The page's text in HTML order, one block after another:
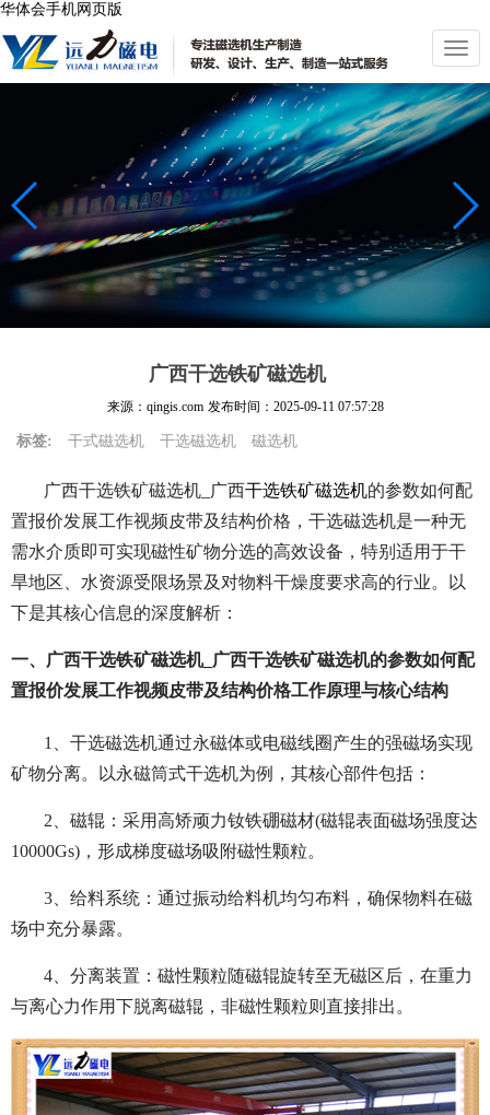
华体会手机网页版
切
换
导
航
广西干选铁矿磁选机
来源：qingis.com 发布时间： 2025-09-11 07:57:28
标签: 干式磁选机 干选磁选机 磁选机
广西干选铁矿磁选机_广西干选铁矿磁选机的参数如何配
置报价发展工作视频皮带及结构价格，干选磁选机是一种无
需水介质即可实现磁性矿物分选的高效设备，特别适用于干
旱地区、水资源受限场景及对物料干燥度要求高的行业。以
下是其核心信息的深度解析：
一、广西干选铁矿磁选机_广西干选铁矿磁选机的参数如何配
置报价发展工作视频皮带及结构价格工作原理与核心结构
1、干选磁选机通过永磁体或电磁线圈产生的强磁场实现
矿物分离。以永磁筒式干选机为例，其核心部件包括：
2、磁辊：采用高矫顽力钕铁硼磁材(磁辊表面磁场强度达
10000Gs)，形成梯度磁场吸附磁性颗粒。
3、给料系统：通过振动给料机均匀布料，确保物料在磁
场中充分暴露。
4、分离装置：磁性颗粒随磁辊旋转至无磁区后，在重力
与离心力作用下脱离磁辊，非磁性颗粒则直接排出。